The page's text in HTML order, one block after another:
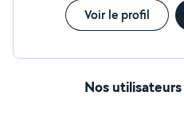
Voir le profil
Nos